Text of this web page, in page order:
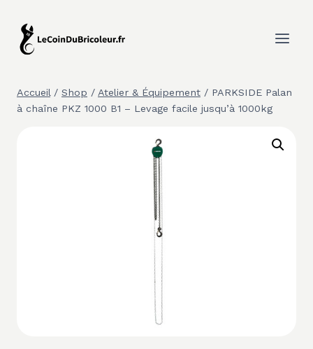
contenu
Accueil / Shop / Atelier & Équipement / PARKSIDE Palan
à chaîne PKZ 1000 B1 – Levage facile jusqu’à 1000kg